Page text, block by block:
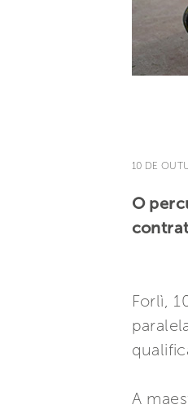
10 DE
O
Forlì,
A